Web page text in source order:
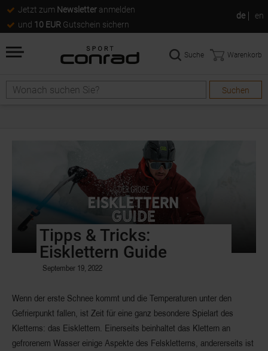
Jetzt zum Newsletter anmelden
und 10 EUR Gutschein sichern
de en
Suchen
Suche Warenkorb
Tipps & Tricks:
Eisklettern Guide
September 19, 2022
Wenn der erste Schnee kommt und die Temperaturen unter den
Gefrierpunkt fallen, ist Zeit für eine ganz besondere Spielart des
Kletterns: das Eisklettern. Einerseits beinhaltet das Klettern an
gefrorenem Wasser einige Aspekte des Felskletterns, andererseits ist